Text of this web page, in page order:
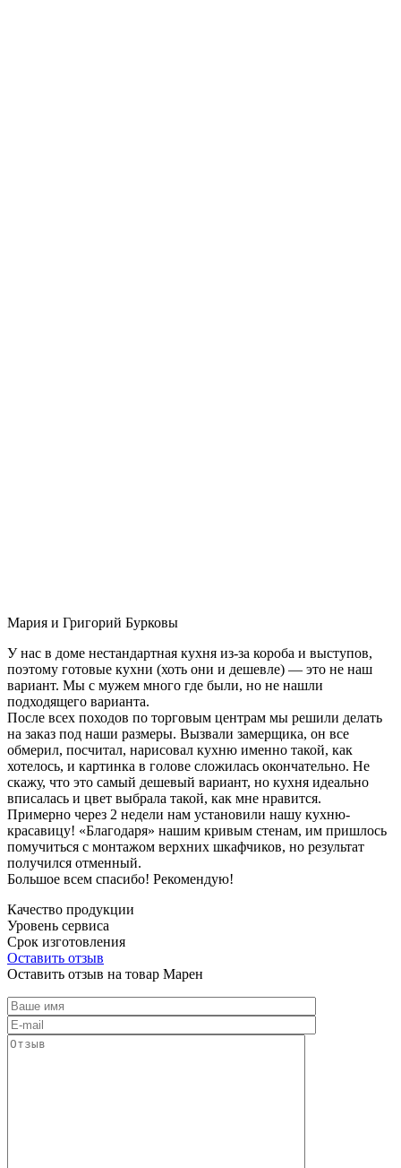
Мария и Григорий Бурковы
У нас в доме нестандартная кухня из-за короба и выступов,
поэтому готовые кухни (хоть они и дешевле) — это не наш
вариант. Мы с мужем много где были, но не нашли
подходящего варианта.
После всех походов по торговым центрам мы решили делать
на заказ под наши размеры. Вызвали замерщика, он все
обмерил, посчитал, нарисовал кухню именно такой, как
хотелось, и картинка в голове сложилась окончательно. Не
скажу, что это самый дешевый вариант, но кухня идеально
вписалась и цвет выбрала такой, как мне нравится.
Примерно через 2 недели нам установили нашу кухню-
красавицу! «Благодаря» нашим кривым стенам, им пришлось
помучиться с монтажом верхних шкафчиков, но результат
получился отменный.
Большое всем спасибо! Рекомендую!
Качество продукции
Уровень сервиса
Срок изготовления
Оставить отзыв
Оставить отзыв на товар Марен